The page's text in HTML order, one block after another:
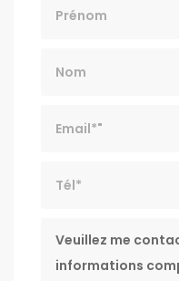
Message